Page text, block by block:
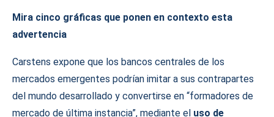
Mira cinco gráficas que ponen en contexto esta
advertencia
Carstens expone que los bancos centrales de los
mercados emergentes podrían imitar a sus contrapartes
del mundo desarrollado y convertirse en “formadores de
mercado de última instancia”, mediante el uso de